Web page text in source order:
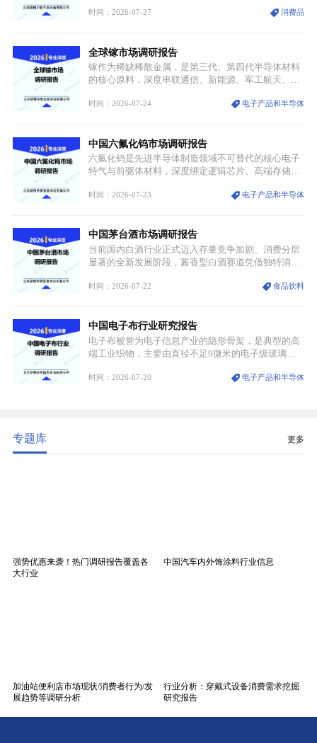
服不再局限于传统节日、古风活动等小众场景，逐步
重要载体。同时，行业标准落地、生产技术升级、原
创设计能力提升，进一步夯实产业发展根基，吸引传
统服饰品牌、文旅企业等跨界入局，市场活力持续释
时间：2026-07-27 消费品
全球镓市场调研报告
镓作为稀缺稀散金属，是第三代、第四代半导体材料
的核心原料，深度串联通信、新能源、军工航天、光
与大国科技博弈的关键战略资源。镓并非传统大宗金
领域渗透”的战略体系，成为全球科技产业运转的刚
需资源。
时间：2026-07-24 电子产品和半导体
中国六氟化钨市场调研报告
六氟化钨是先进半导体制造领域不可替代的核心电子
特气与前驱体材料，深度绑定逻辑芯片、高端存储芯
沉积（CVD）、原子层沉积（ALD）工艺专用前驱体
密制造流程。
时间：2026-07-23 电子产品和半导体
中国茅台酒市场调研报告
当前国内白酒行业正式迈入存量竞争加剧、消费分层
显著的全新发展阶段，酱香型白酒赛道凭借独特消费
道。贵州茅台凭借独一无二的核心产区壁垒、刚性产
业。
时间：2026-07-22 食品饮料
中国电子布行业研究报告
电子布被誉为电子信息产业的隐形骨架，是典型的高
端工业织物，主要由直径不足9微米的电子级玻璃纤
生产制造过程中不可或缺的核心基材。电子布具备高
时间：2026-07-20 电子产品和半导体
专题库 更多
强势优惠来袭！热门调研报告覆盖各
大行业
中国汽车内外饰涂料行业信息
加油站便利店市场现状/消费者行为/发
展趋势等调研分析
行业分析：穿戴式设备消费需求挖掘
研究报告